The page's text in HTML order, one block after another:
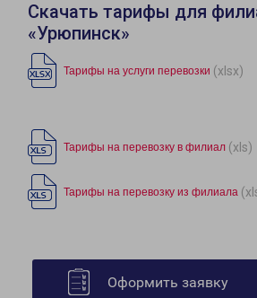
Скачать тарифы для
«Урюпинск»
Тарифы на услуги перевозки (xlsx)
Тарифы на перевозку в филиал (xls)
Тарифы на перевозку из филиала
Оформить заявку